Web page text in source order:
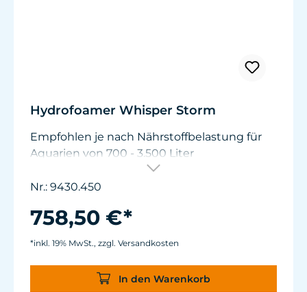
Hydrofoamer Whisper Storm
Empfohlen je nach Nährstoffbelastung für
Aquarien von 700 - 3.500 Liter
SPS Besatz: bis 2.000 Liter
Mischaquarium: bis 2.800 Liter
Liter
Mit Turbelle® Controller 7020
Energieverbrauch: max. 48 W
Netzteil: 100-240V / 50-60Hz
Nr.: 9430.450
758,50 €*
*inkl. 19% MwSt., zzgl. Versandkosten
In den Warenkorb